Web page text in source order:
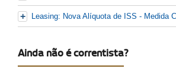
Leasing: Nova Alíquota de ISS - Medida
Ainda não é correntista?